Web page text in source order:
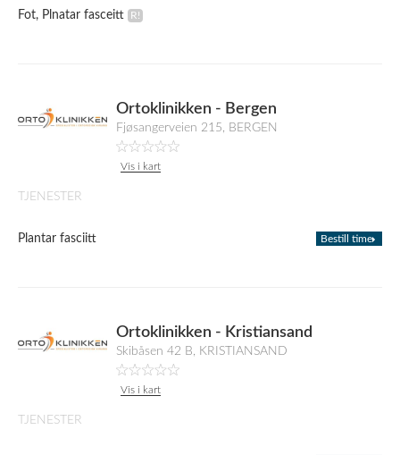
Fot, Plnatar fasceitt
Ortoklinikken - Bergen
Fjøsangerveien 215, BERGEN
Vis i kart
TJENESTER
Plantar fasciitt Bestill time
Ortoklinikken - Kristiansand
Skibåsen 42 B, KRISTIANSAND
Vis i kart
TJENESTER